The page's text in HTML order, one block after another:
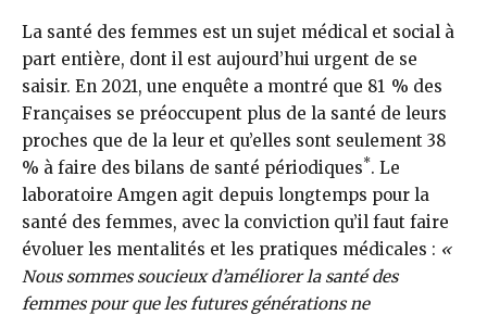
La santé des femmes est un sujet médical et social à
part entière, dont il est aujourd’hui urgent de se
saisir. En 2021, une enquête a montré que 81 % des
Françaises se préoccupent plus de la santé de leurs
proches que de la leur et qu’elles sont seulement 38
% à faire des bilans de santé périodiques*. Le
laboratoire Amgen agit depuis longtemps pour la
santé des femmes, avec la conviction qu’il faut faire
évoluer les mentalités et les pratiques médicales : «
Nous sommes soucieux d’améliorer la santé des
femmes pour que les futures générations ne